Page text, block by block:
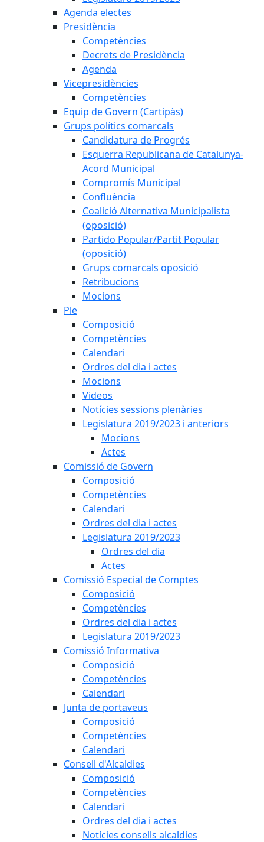
Agenda electes
Presidència
Competències
Decrets de Presidència
Agenda
Vicepresidències
Competències
Equip de Govern (Cartipàs)
Grups polítics comarcals
Candidatura de Progrés
Esquerra Republicana de Catalunya-
Acord Municipal
Compromís Municipal
Confluència
Coalició Alternativa Municipalista
(oposició)
Partido Popular/Partit Popular
(oposició)
Grups comarcals oposició
Retribucions
Mocions
Ple
Composició
Competències
Calendari
Ordres del dia i actes
Mocions
Videos
Notícies sessions plenàries
Legislatura 2019/2023 i anteriors
Mocions
Actes
Comissió de Govern
Composició
Competències
Calendari
Ordres del dia i actes
Legislatura 2019/2023
Ordres del dia
Actes
Comissió Especial de Comptes
Composició
Competències
Ordres del dia i actes
Legislatura 2019/2023
Comissió Informativa
Composició
Competències
Calendari
Junta de portaveus
Composició
Competències
Calendari
Consell d'Alcaldies
Composició
Competències
Calendari
Ordres del dia i actes
Notícies consells alcaldies